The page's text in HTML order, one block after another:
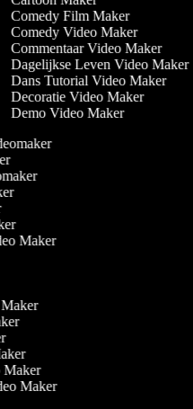
Comedy Film Maker
Comedy Video Maker
Commentaar Video Maker
Dagelijkse Leven Video Maker
Dans Tutorial Video Maker
Decoratie Video Maker
Demo Video Maker
Maker
Maker
Maker
Maker